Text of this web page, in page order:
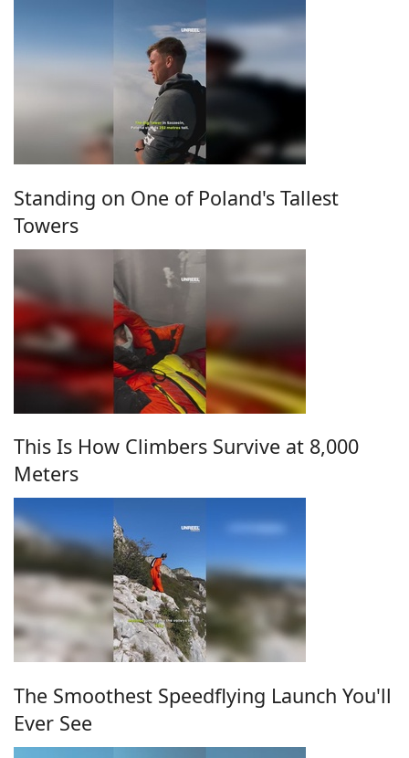
Standing on One of Poland's Tallest
Towers
This Is How Climbers Survive at 8,000
Meters
The Smoothest Speedflying Launch You'll
Ever See